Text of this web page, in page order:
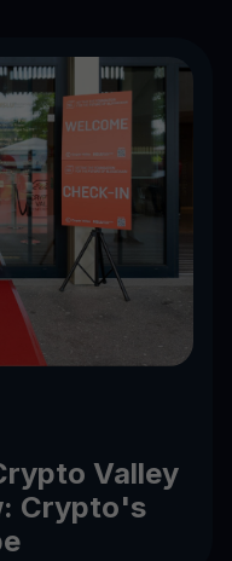
Valley
Crypto's